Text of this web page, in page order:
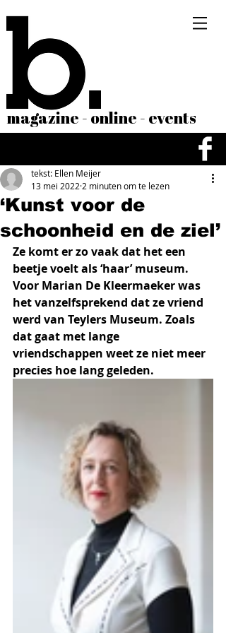
magazine - online - events
‘Kunst voor de
schoonheid en de ziel’
tekst: Ellen Meijer
13 mei 2022 2 minuten om te lezen
Ze komt er zo vaak dat het een
beetje voelt als ‘haar’ museum.
Voor Marian De Kleermaeker was
het vanzelfsprekend dat ze vriend
werd van Teylers Museum. Zoals
dat gaat met lange
vriendschappen weet ze niet meer
precies hoe lang geleden.